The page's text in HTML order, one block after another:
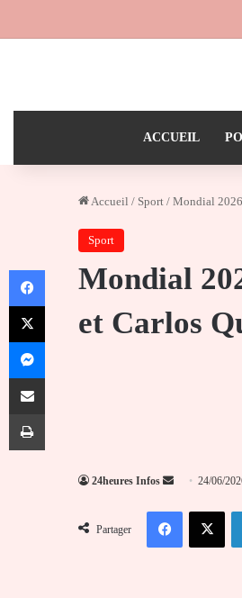
ACCUEIL
Accueil / Sport / Mondial
Sport
Mondial
et Carlos
24heures Infos
Envoyer
courriel
24/06/
Partager
FacebookX
Facebook
X
Messenger
Partager par email